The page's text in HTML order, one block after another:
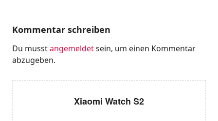
Kommentar schreiben
Du musstangemeldetsein, um einen Kommentar
abzugeben.
Xiaomi Watch S2